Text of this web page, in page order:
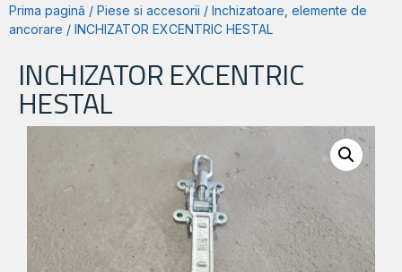
Prima pagină / Piese si accesorii / Inchizatoare, elemente de
ancorare / INCHIZATOR EXCENTRIC HESTAL
INCHIZATOR EXCENTRIC
HESTAL